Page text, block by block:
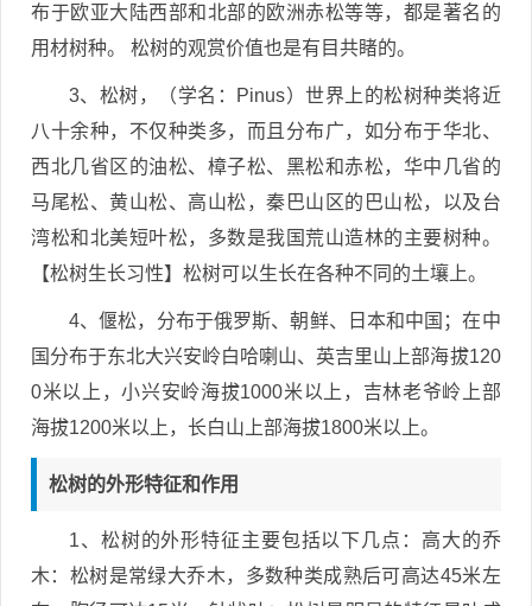
布于欧亚大陆西部和北部的欧洲赤松等等，都是著名的
用材树种。 松树的观赏价值也是有目共睹的。
3、松树，（学名：Pinus）世界上的松树种类将近
八十余种，不仅种类多，而且分布广，如分布于华北、
西北几省区的油松、樟子松、黑松和赤松，华中几省的
马尾松、黄山松、高山松，秦巴山区的巴山松，以及台
湾松和北美短叶松，多数是我国荒山造林的主要树种。
【松树生长习性】松树可以生长在各种不同的土壤上。
4、偃松，分布于俄罗斯、朝鲜、日本和中国；在中
国分布于东北大兴安岭白哈喇山、英吉里山上部海拔120
0米以上，小兴安岭海拔1000米以上，吉林老爷岭上部
海拔1200米以上，长白山上部海拔1800米以上。
松树的外形特征和作用
1、松树的外形特征主要包括以下几点：高大的乔
木：松树是常绿大乔木，多数种类成熟后可高达45米左